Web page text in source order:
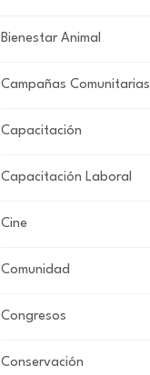
Bienestar Animal
Campañas Comunitarias
Capacitación
Capacitación Laboral
Cine
Comunidad
Congresos
Conservación